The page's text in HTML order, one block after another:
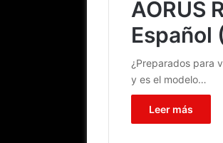
AORUS
Español
¿Preparados para
y es el modelo…
Leer más